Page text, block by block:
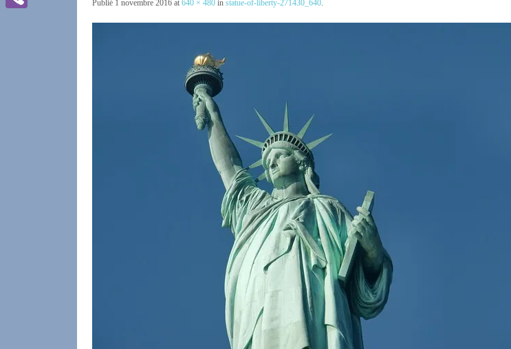
Publié 1 novembre 2016 at640 × 480 instatue-of-liberty-271430_640